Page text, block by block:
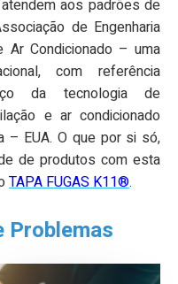
aos padrões de
de Engenharia
Ar Condicionado – uma
com referência
da tecnologia de
e ar condicionado
– EUA. O que por si só,
de produtos com esta
TAPA FUGAS K11®.
Problemas